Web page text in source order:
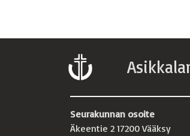
Seurakunnan osoite
Äkeentie 2 17200 Vääksy